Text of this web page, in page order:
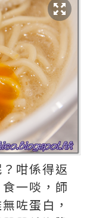
咁係得返
一啖，師
咗蛋白，